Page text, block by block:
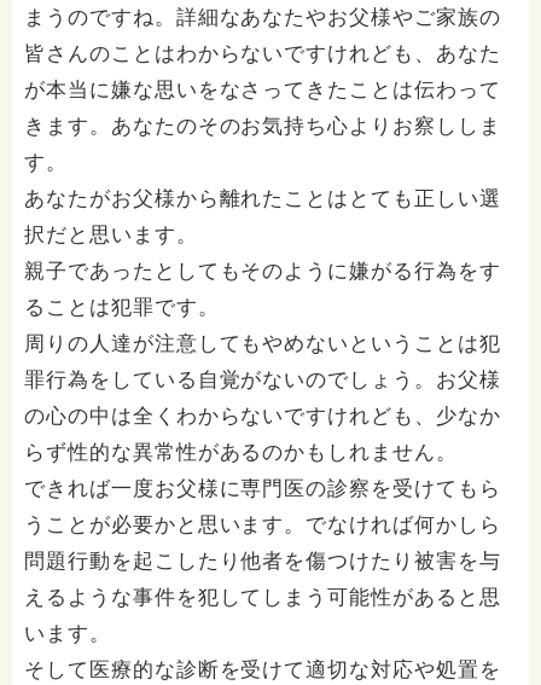
まうのですね。詳細なあなたやお父様やご家族の
皆さんのことはわからないですけれども、あなた
が本当に嫌な思いをなさってきたことは伝わって
きます。あなたのそのお気持ち心よりお察ししま
す。
あなたがお父様から離れたことはとても正しい選
択だと思います。
親子であったとしてもそのように嫌がる行為をす
ることは犯罪です。
周りの人達が注意してもやめないということは犯
罪行為をしている自覚がないのでしょう。お父様
の心の中は全くわからないですけれども、少なか
らず性的な異常性があるのかもしれません。
できれば一度お父様に専門医の診察を受けてもら
うことが必要かと思います。でなければ何かしら
問題行動を起こしたり他者を傷つけたり被害を与
えるような事件を犯してしまう可能性があると思
います。
そして医療的な診断を受けて適切な対応や処置を